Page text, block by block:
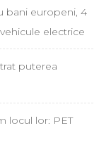
bani europeni, 4
electrice
puterea
locul lor: PET